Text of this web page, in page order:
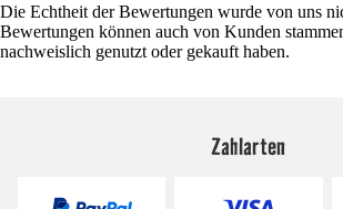
Die Echtheit der Bewertungen wurde von uns
Bewertungen können auch von Kunden
nachweislich genutzt oder gekauft haben.
Zahlarten